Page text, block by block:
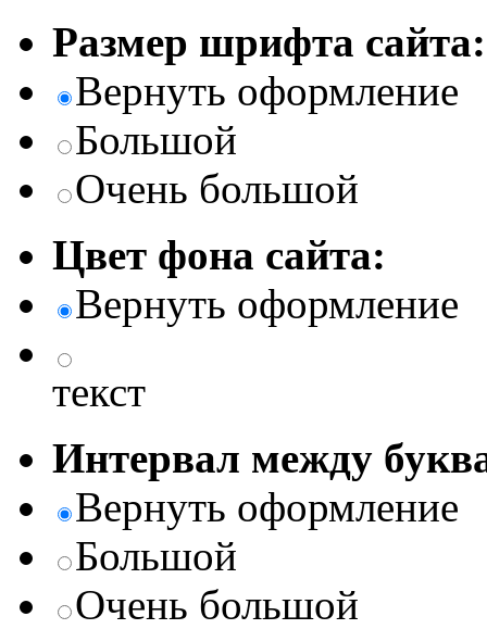
Размер шрифта сайта:
Вернуть оформление
Большой
Очень большой
Цвет фона сайта:
Вернуть оформление
текст
Интервал между
Вернуть оформление
Большой
Очень большой